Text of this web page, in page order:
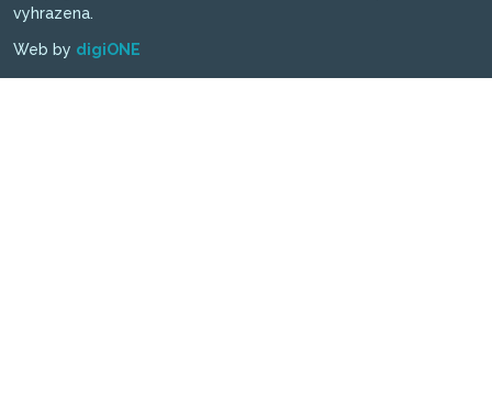
vyhrazena.
Web by digiONE